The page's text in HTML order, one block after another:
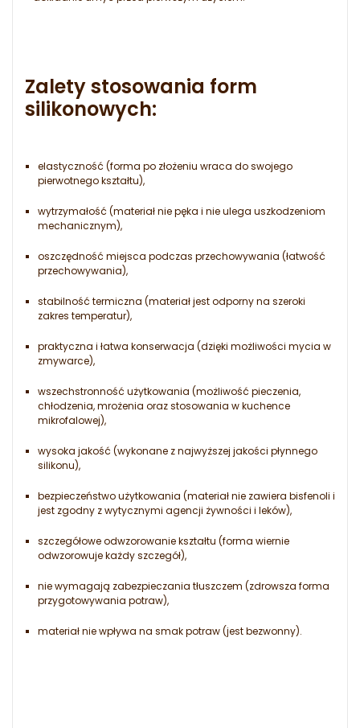
Zalety stosowania form
silikonowych:
elastyczność (forma po złożeniu wraca do swojego
pierwotnego kształtu),
wytrzymałość (materiał nie pęka i nie ulega uszkodzeniom
mechanicznym),
oszczędność miejsca podczas przechowywania (łatwość
przechowywania),
stabilność termiczna (materiał jest odporny na szeroki
zakres temperatur),
praktyczna i łatwa konserwacja (dzięki możliwości mycia w
zmywarce),
wszechstronność użytkowania (możliwość pieczenia,
chłodzenia, mrożenia oraz stosowania w kuchence
mikrofalowej),
wysoka jakość (wykonane z najwyższej jakości płynnego
silikonu),
bezpieczeństwo użytkowania (materiał nie zawiera bisfenoli i
jest zgodny z wytycznymi agencji żywności i leków),
szczegółowe odwzorowanie kształtu (forma wiernie
odwzorowuje każdy szczegół),
nie wymagają zabezpieczania tłuszczem (zdrowsza forma
przygotowywania potraw),
materiał nie wpływa na smak potraw (jest bezwonny).